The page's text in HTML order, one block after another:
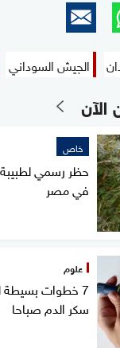
الجيش السوداني
الآن
خاص
حظر رسمي
في مصر
علوم
7 خطوات بسيطة
سكر الدم صباحا